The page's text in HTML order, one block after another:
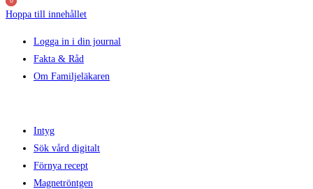
Hoppa till innehållet
Logga in i din journal
Fakta & Råd
Om Familjeläkaren
Intyg
Sök vård digitalt
Förnya recept
Magnetröntgen